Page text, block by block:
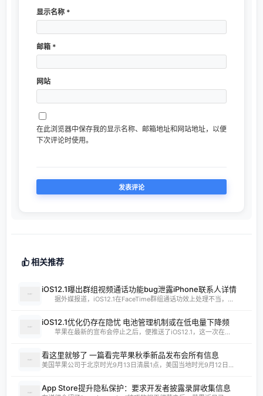
显示名称 *
邮箱 *
网站
在此浏览器中保存我的显示名称、邮箱地址和网站地址，以便
下次评论时使用。
相关推荐
iOS12.1曝出群组视频通话功能bug泄露iPhone联系人详情
据外媒报道，iOS12.1在FaceTime群组通话功效上处理不当，...
iOS12.1优化仍存在隐忧 电池管理机制或在低电量下降频
苹果在最新的宣布会停止之后，便推送了iOS12.1，这一次在...
看这里就够了 一篇看完苹果秋季新品发布会所有信息
美国苹果公司于北京时光9月13日清晨1点，美国当地时光9月12日...
App Store提升隐私保护：要求开发者披露录屏收集信息